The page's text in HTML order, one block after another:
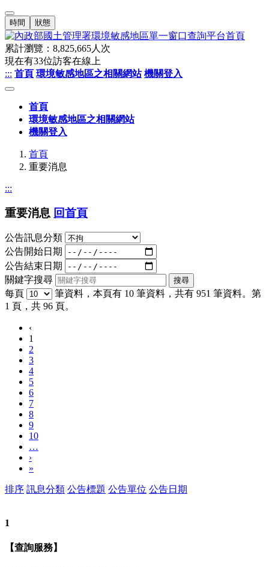
時間 狀態
累計瀏覽： 8,825,665人次
現在有33位訪客在線上
::: 首頁 環境敏感地區之相關網站 機關登入
首頁
環境敏感地區之相關網站
機關登入
首頁
重要消息
:::
重要消息 回首頁
公告訊息分類
公告開始日期
公告結束日期
關鍵字搜尋
每頁
筆資料，本頁有 10 筆資料，共有 951 筆資料。第
1 頁，共 96 頁。
‹
1
2
3
4
5
6
7
8
9
10
…
›
»
排序 訊息分類 公告標題 公告單位 公告日期
1
【查詢服務】